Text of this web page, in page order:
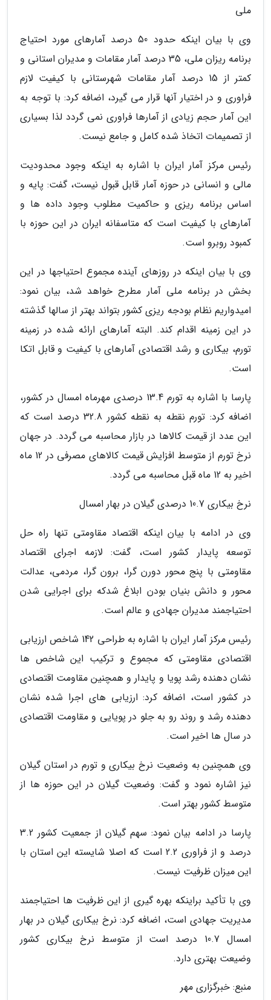
ملی
وی با بیان اینکه حدود 50 درصد آمارهای مورد احتیاج
برنامه ریزان ملی، 35 درصد آمار مقامات و مدیران استانی و
کمتر از 15 درصد آمار مقامات شهرستانی با کیفیت لازم
فراوری و در اختیار آنها قرار می گیرد، اضافه کرد: با توجه به
این آمار حجم زیادی از آمارها فراوری نمی گردد لذا بسیاری
از تصمیمات اتخاذ شده کامل و جامع نیست.
رئیس مرکز آمار ایران با اشاره به اینکه وجود محدودیت
مالی و انسانی در حوزه آمار قابل قبول نیست، گفت: پایه و
اساس برنامه ریزی و حاکمیت مطلوب وجود داده ها و
آمارهای با کیفیت است که متاسفانه ایران در این حوزه با
کمبود روبرو است.
وی با بیان اینکه در روزهای آینده مجموع احتیاجها در این
بخش در برنامه ملی آمار مطرح خواهد شد، بیان نمود:
امیدواریم نظام بودجه ریزی کشور بتواند بهتر از سالها گذشته
در این زمینه اقدام کند. البته آمارهای ارائه شده در زمینه
تورم، بیکاری و رشد اقتصادی آمارهای با کیفیت و قابل اتکا
است.
پارسا با اشاره به تورم 13.4 درصدی مهرماه امسال در کشور،
اضافه کرد: تورم نقطه به نقطه کشور 32.8 درصد است که
این عدد از قیمت کالاها در بازار محاسبه می گردد. در جهان
نرخ تورم از متوسط افزایش قیمت کالاهای مصرفی در 12 ماه
اخیر به 12 ماه قبل محاسبه می گردد.
نرخ بیکاری 10.7 درصدی گیلان در بهار امسال
وی در ادامه با بیان اینکه اقتصاد مقاومتی تنها راه حل
توسعه پایدار کشور است، گفت: لازمه اجرای اقتصاد
مقاومتی با پنج محور دورن گرا، برون گرا، مردمی، عدالت
محور و دانش بنیان بودن ابلاغ شدکه برای اجرایی شدن
احتیاجمند مدیران جهادی و عالم است.
رئیس مرکز آمار ایران با اشاره به طراحی 142 شاخص ارزیابی
اقتصادی مقاومتی که مجموع و ترکیب این شاخص ها
نشان دهنده رشد پویا و پایدار و همچنین مقاومت اقتصادی
در کشور است، اضافه کرد: ارزیابی های اجرا شده نشان
دهنده رشد و روند رو به جلو در پویایی و مقاومت اقتصادی
در سال ها اخیر است.
وی همچنین به وضعیت نرخ بیکاری و تورم در استان گیلان
نیز اشاره نمود و گفت: وضعیت گیلان در این حوزه ها از
متوسط کشور بهتر است.
پارسا در ادامه بیان نمود: سهم گیلان از جمعیت کشور 3.2
درصد و از فراوری 2.2 است که اصلا شایسته این استان با
این میزان ظرفیت نیست.
وی با تأکید براینکه بهره گیری از این ظرفیت ها احتیاجمند
مدیریت جهادی است، اضافه کرد: نرخ بیکاری گیلان در بهار
امسال 10.7 درصد است از متوسط نرخ بیکاری کشور
وضیعت بهتری دارد.
منبع: خبرگزاری مهر